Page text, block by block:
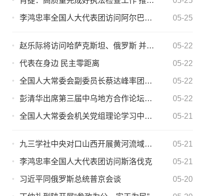
李鸿忠率全国人大代表团访问阿尔巴尼亚 05-25
赵乐际将访问哈萨克斯坦、俄罗斯 并在俄出席中俄议会合作委员会第十一次会议 05-22
代表在身边 民主零距离 05-22
全国人大常委会副委员长蔡达峰率团访问巴基斯坦 并出席中巴建交七十五周年纪念活动 05-22
彭清华出席第三届中乌地方合作论坛和第十届丝博会开幕式 05-22
全国人大常委会机关党组理论学习中心组树立和践行 正确政绩观学习教育读书班开展集体学习研讨 05-21
九三学社中央对口山西开展黄河流域生态保护 和高质量发展民主监督工作启动会在太原召开 05-21
李鸿忠率全国人大代表团访问斯洛伐克 05-21
习近平同俄罗斯总统普京会谈 05-20